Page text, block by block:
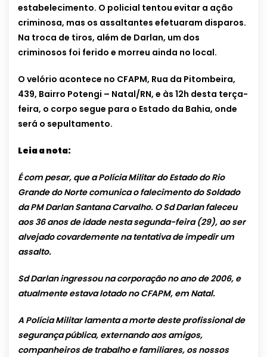
estabelecimento. O policial tentou evitar a ação
criminosa, mas os assaltantes efetuaram disparos.
Na troca de tiros, além de Darlan, um dos
criminosos foi ferido e morreu ainda no local.
O velório acontece no CFAPM, Rua da Pitombeira,
439, Bairro Potengi – Natal/RN, e às 12h desta terça-
feira, o corpo segue para o Estado da Bahia, onde
será o sepultamento.
Leia a nota:
É com pesar, que a Polícia Militar do Estado do Rio
Grande do Norte comunica o falecimento do Soldado
da PM Darlan Santana Carvalho. O Sd Darlan faleceu
aos 36 anos de idade nesta segunda-feira (29), ao ser
alvejado covardemente na tentativa de impedir um
assalto.
Sd Darlan ingressou na corporação no ano de 2006, e
atualmente estava lotado no CFAPM, em Natal.
A Polícia Militar lamenta a morte deste profissional de
segurança pública, externando aos amigos,
companheiros de trabalho e familiares, os nossos